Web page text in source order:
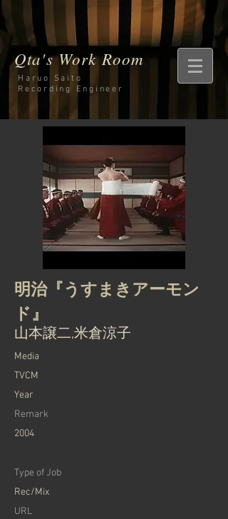
Qta's Work Room
Haruo Saito
Recording Engineer
明治『うすまきアーモン
ド』
山本譲二,米倉涼子
Media
TVCM
Year
Remark
2004
Type of Job
Rec/Mix
URL